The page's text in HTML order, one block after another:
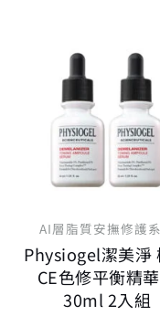
AI層脂質安撫修護
Physiogel潔美淨
CE色修平衡精
30ml 2入組
價
價